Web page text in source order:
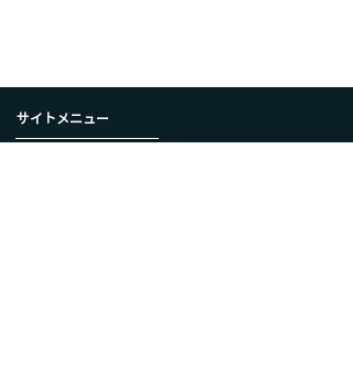
サイトメニュー